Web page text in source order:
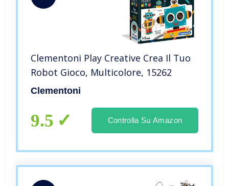
Clementoni Play Creative Crea Il Tuo
Robot Gioco, Multicolore, 15262
Clementoni
9.5 Controlla Su Amazon